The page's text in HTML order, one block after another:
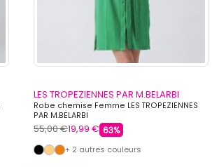
LES TROPEZIENNES PAR M.BELARBI
Robe chemise Femme LES TROPEZIENNES
PAR M.BELARBI
55,00 €19,99 € 63%
+ 2 autres couleurs